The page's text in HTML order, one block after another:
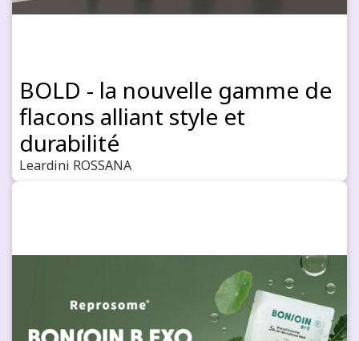
BOLD - la nouvelle gamme de
flacons alliant style et
durabilité
Leardini ROSSANA